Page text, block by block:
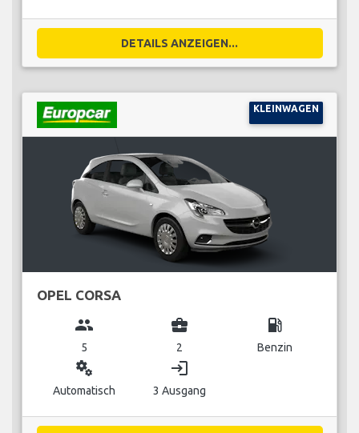
DETAILS ANZEIGEN...
KLEINWAGEN
OPEL CORSA
group
5
business_center
2
local_gas_station
Benzin
miscellaneous_services
Automatisch
login
3 Ausgang